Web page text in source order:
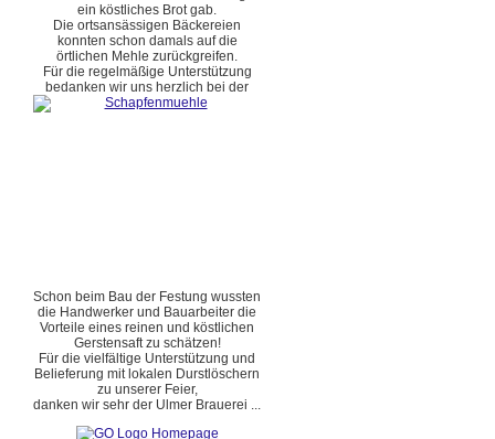
ein köstliches Brot gab.
Die ortsansässigen Bäckereien
konnten schon damals auf die
örtlichen Mehle zurückgreifen.
Für die regelmäßige Unterstützung
bedanken wir uns herzlich bei der
Schon beim Bau der Festung wussten
die Handwerker und Bauarbeiter die
Vorteile eines reinen und köstlichen
Gerstensaft zu schätzen!
Für die vielfältige Unterstützung und
Belieferung mit lokalen Durstlöschern
zu unserer Feier,
danken wir sehr der Ulmer Brauerei ...